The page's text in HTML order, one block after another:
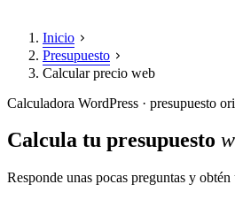
Inicio
Presupuesto
Calcular precio web
Calculadora WordPress · presupuesto
Calcula tu presupuesto
Responde unas pocas preguntas y